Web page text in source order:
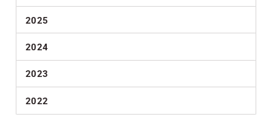
2025
2024
2023
2022